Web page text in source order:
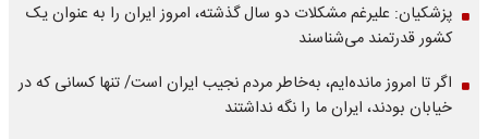
پزشکیان: علیرغم مشکلات دو سال گذشته، امروز ایران را به عنوان یک
کشور قدرتمند می‌شناسند
اگر تا امروز مانده‌ایم، به‌خاطر مردم نجیب ایران است/ تنها کسانی که در
خیابان بودند، ایران ما را نگه نداشتند